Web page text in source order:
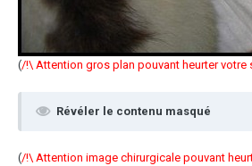
(/!\ Attention gros plan pouvant heurter votre
Révéler le contenu masqué
(/!\ Attention image chirurgicale pouvant